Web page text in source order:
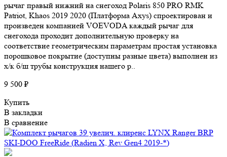
рычаг правый нижний на снегоход Polaris 850 PRO RMK
Patriot, Khaos 2019 2020 (Платформа Axys) спроектирован и
произведен компанией VOEVODA каждый рычаг для
снегохода проходит дополнительную проверку на
соответствие геометрическим параметрам простая установка
порошковое покрытие (доступны разные цвета) выполнен из
х/к б/ш трубы конструкция нашего р..
9 500 ₽
Купить
В закладки
В сравнение